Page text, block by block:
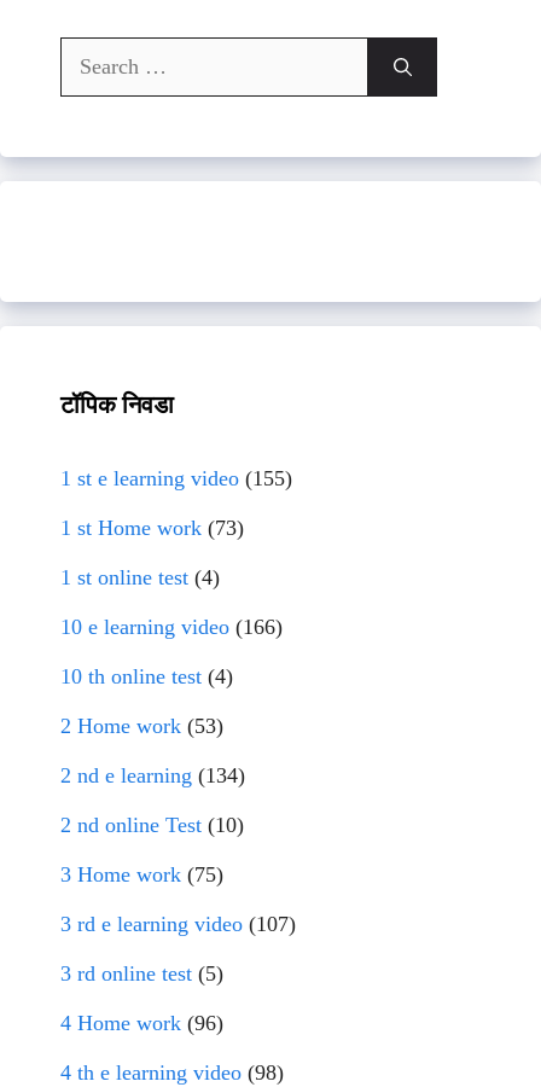
Search
for:
टॉपिक निवडा
1 st e learning video (155)
1 st Home work (73)
1 st online test (4)
10 e learning video (166)
10 th online test (4)
2 Home work (53)
2 nd e learning (134)
2 nd online Test (10)
3 Home work (75)
3 rd e learning video (107)
3 rd online test (5)
4 Home work (96)
4 th e learning video (98)